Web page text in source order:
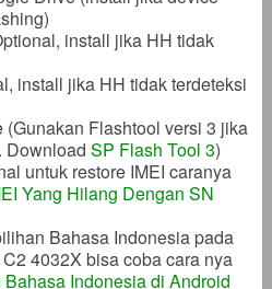
install jika HH tidak
install jika HH tidak terdeteksi
(Gunakan Flashtool versi 3 jika
Download SP Flash Tool 3)
untuk restore IMEI caranya
Yang Hilang Dengan SN
Bahasa Indonesia pada
4032X bisa coba cara nya
Indonesia di Android